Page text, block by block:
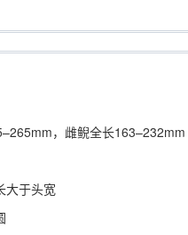
，雌鲵全长163–232mm
大于头宽